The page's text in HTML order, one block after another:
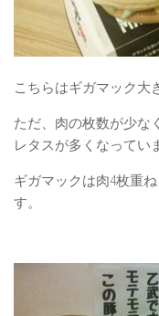
こちらはギガマック大
ただ、肉の枚数が少なく
レタスが多くなってい
ギガマックは肉4枚重
す。